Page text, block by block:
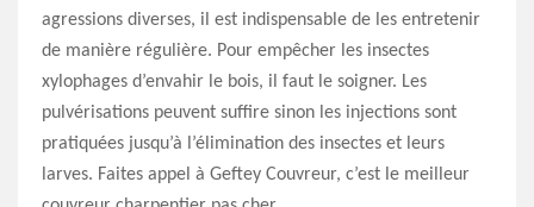
agressions diverses, il est indispensable de les entretenir
de manière régulière. Pour empêcher les insectes
xylophages d’envahir le bois, il faut le soigner. Les
pulvérisations peuvent suffire sinon les injections sont
pratiquées jusqu’à l’élimination des insectes et leurs
larves. Faites appel à Geftey Couvreur, c’est le meilleur